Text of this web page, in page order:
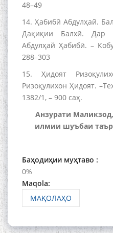
48–49
14. Ҳабибӣ Абдулҳай.
Дақиқии Балхӣ. Дар
Абдулҳай Ҳабибӣ. –
288–303
15. Ҳидоят
Ризоқулихон Ҳидоят.
1382/1, – 900 саҳ.
Анзурати
илмии шуъбаи
Баҳодиҳии муҳтаво :
0%
Maqola:
МАҚОЛАҲО
Қаноат (Ustod Mumin
and Master
Mehrafarin about the
of the name of the
Сайри Дарвоз бо
Қаноат: Чанор ҳам
мезанад
ШАРҲИ МУЛОҚОТ БО